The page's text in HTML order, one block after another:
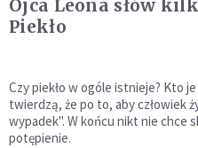
Ojca Leona słów
Piekło
Czy piekło w ogóle istnieje? Kto
twierdzą, że po to, aby człowiek
wypadek". W końcu nikt nie chce
potępienie.